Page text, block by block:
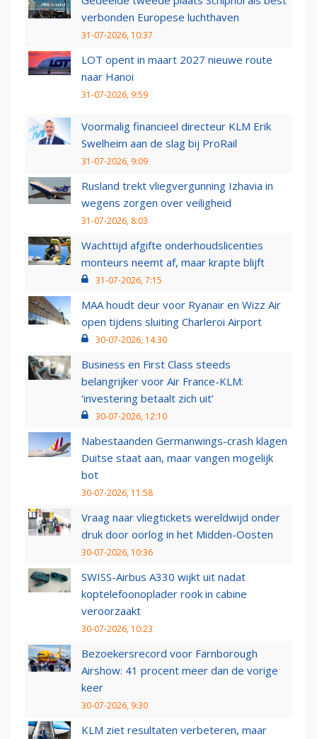
verbonden Europese luchthaven
31-07-2026, 10:37
LOT opent in maart 2027 nieuwe route
naar Hanoi
31-07-2026, 9:59
Voormalig financieel directeur KLM Erik
Swelheim aan de slag bij ProRail
31-07-2026, 9:09
Rusland trekt vliegvergunning Izhavia in
wegens zorgen over veiligheid
31-07-2026, 8:03
Wachttijd afgifte onderhoudslicenties
monteurs neemt af, maar krapte blijft
31-07-2026, 7:15
MAA houdt deur voor Ryanair en Wizz Air
open tijdens sluiting Charleroi Airport
30-07-2026, 14:30
Business en First Class steeds
belangrijker voor Air France-KLM:
‘investering betaalt zich uit’
30-07-2026, 12:10
Nabestaanden Germanwings-crash klagen
Duitse staat aan, maar vangen mogelijk
bot
30-07-2026, 11:58
Vraag naar vliegtickets wereldwijd onder
druk door oorlog in het Midden-Oosten
30-07-2026, 10:36
SWISS-Airbus A330 wijkt uit nadat
koptelefoonoplader rook in cabine
veroorzaakt
30-07-2026, 10:23
Bezoekersrecord voor Farnborough
Airshow: 41 procent meer dan de vorige
keer
30-07-2026, 9:30
KLM ziet resultaten verbeteren, maar